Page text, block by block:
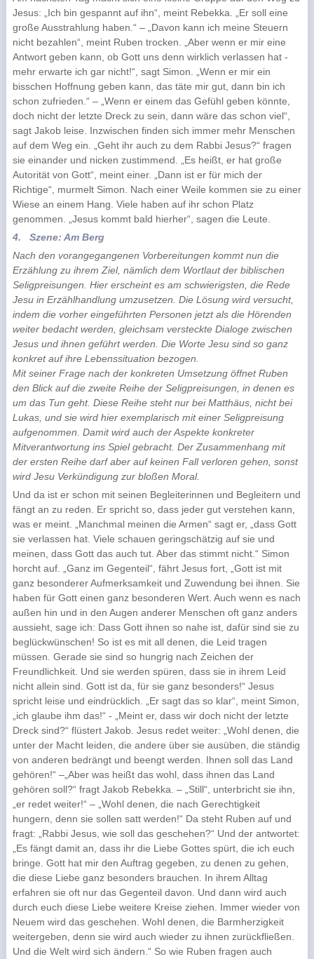
Jesus: „Ich bin gespannt auf ihn“, meint Rebekka. „Er soll eine
große Ausstrahlung haben.“ – „Davon kann ich meine Steuern
nicht bezahlen“, meint Ruben trocken. „Aber wenn er mir eine
Antwort geben kann, ob Gott uns denn wirklich verlassen hat -
mehr erwarte ich gar nicht!“, sagt Simon. „Wenn er mir ein
bisschen Hoffnung geben kann, das täte mir gut, dann bin ich
schon zufrieden.“ – „Wenn er einem das Gefühl geben könnte,
doch nicht der letzte Dreck zu sein, dann wäre das schon viel“,
sagt Jakob leise. Inzwischen finden sich immer mehr Menschen
auf dem Weg ein. „Geht ihr auch zu dem Rabbi Jesus?“ fragen
sie einander und nicken zustimmend. „Es heißt, er hat große
Autorität von Gott“, meint einer. „Dann ist er für mich der
Richtige“, murmelt Simon. Nach einer Weile kommen sie zu einer
Wiese an einem Hang. Viele haben auf ihr schon Platz
genommen. „Jesus kommt bald hierher“, sagen die Leute.
4.
Szene: Am Berg
Nach den vorangegangenen Vorbereitungen kommt nun die
Erzählung zu ihrem Ziel, nämlich dem Wortlaut der biblischen
Seligpreisungen. Hier erscheint es am schwierigsten, die Rede
Jesu in Erzählhandlung umzusetzen. Die Lösung wird versucht,
indem die vorher eingeführten Personen jetzt als die Hörenden
weiter bedacht werden, gleichsam versteckte Dialoge zwischen
Jesus und ihnen geführt werden. Die Worte Jesu sind so ganz
konkret auf ihre Lebenssituation bezogen.
Mit seiner Frage nach der konkreten Umsetzung öffnet Ruben
den Blick auf die zweite Reihe der Seligpreisungen, in denen es
um das Tun geht. Diese Reihe steht nur bei Matthäus, nicht bei
Lukas, und sie wird hier exemplarisch mit einer Seligpreisung
aufgenommen. Damit wird auch der Aspekte konkreter
Mitverantwortung ins Spiel gebracht. Der Zusammenhang mit
der ersten Reihe darf aber auf keinen Fall verloren gehen, sonst
wird Jesu Verkündigung zur bloßen Moral.
Und da ist er schon mit seinen Begleiterinnen und Begleitern und
fängt an zu reden. Er spricht so, dass jeder gut verstehen kann,
was er meint. „Manchmal meinen die Armen“ sagt er, „dass Gott
sie verlassen hat. Viele schauen geringschätzig auf sie und
meinen, dass Gott das auch tut. Aber das stimmt nicht.“ Simon
horcht auf. „Ganz im Gegenteil“, fährt Jesus fort, „Gott ist mit
ganz besonderer Aufmerksamkeit und Zuwendung bei ihnen. Sie
haben für Gott einen ganz besonderen Wert. Auch wenn es nach
außen hin und in den Augen anderer Menschen oft ganz anders
aussieht, sage ich: Dass Gott ihnen so nahe ist, dafür sind sie zu
beglückwünschen! So ist es mit all denen, die Leid tragen
müssen. Gerade sie sind so hungrig nach Zeichen der
Freundlichkeit. Und sie werden spüren, dass sie in ihrem Leid
nicht allein sind. Gott ist da, für sie ganz besonders!“ Jesus
spricht leise und eindrücklich. „Er sagt das so klar“, meint Simon,
„ich glaube ihm das!“ - „Meint er, dass wir doch nicht der letzte
Dreck sind?“ flüstert Jakob. Jesus redet weiter: „Wohl denen, die
unter der Macht leiden, die andere über sie ausüben, die ständig
von anderen bedrängt und beengt werden. Ihnen soll das Land
gehören!“ –„Aber was heißt das wohl, dass ihnen das Land
gehören soll?“ fragt Jakob Rebekka. – „Still“, unterbricht sie ihn,
„er redet weiter!“ – „Wohl denen, die nach Gerechtigkeit
hungern, denn sie sollen satt werden!“ Da steht Ruben auf und
fragt: „Rabbi Jesus, wie soll das geschehen?“ Und der antwortet:
„Es fängt damit an, dass ihr die Liebe Gottes spürt, die ich euch
bringe. Gott hat mir den Auftrag gegeben, zu denen zu gehen,
die diese Liebe ganz besonders brauchen. In ihrem Alltag
erfahren sie oft nur das Gegenteil davon. Und dann wird auch
durch euch diese Liebe weitere Kreise ziehen. Immer wieder von
Neuem wird das geschehen. Wohl denen, die Barmherzigkeit
weitergeben, denn sie wird auch wieder zu ihnen zurückfließen.
Und die Welt wird sich ändern.“ So wie Ruben fragen auch